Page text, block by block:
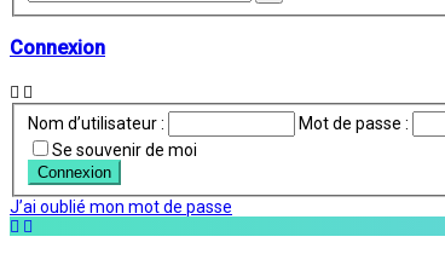
Connexion
Nom d’utilisateur :
Mot de passe :
Se souvenir de moi
J’ai oublié mon mot de passe